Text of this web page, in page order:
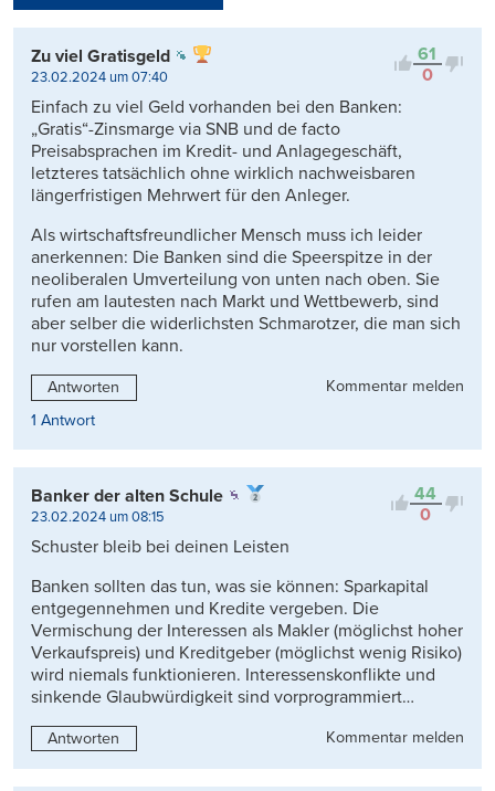
Kontrovers
61
0
Zu viel Gratisgeld
23.02.2024 um 07:40
Einfach zu viel Geld vorhanden bei den Banken:
„Gratis“-Zinsmarge via SNB und de facto
Preisabsprachen im Kredit- und Anlagegeschäft,
letzteres tatsächlich ohne wirklich nachweisbaren
längerfristigen Mehrwert für den Anleger.
Als wirtschaftsfreundlicher Mensch muss ich leider
anerkennen: Die Banken sind die Speerspitze in der
neoliberalen Umverteilung von unten nach oben. Sie
rufen am lautesten nach Markt und Wettbewerb, sind
aber selber die widerlichsten Schmarotzer, die man sich
nur vorstellen kann.
Antworten
Kommentar melden
1 Antwort
44
0
Banker der alten Schule
23.02.2024 um 08:15
Schuster bleib bei deinen Leisten
Banken sollten das tun, was sie können: Sparkapital
entgegennehmen und Kredite vergeben. Die
Vermischung der Interessen als Makler (möglichst hoher
Verkaufspreis) und Kreditgeber (möglichst wenig Risiko)
wird niemals funktionieren. Interessenskonflikte und
sinkende Glaubwürdigkeit sind vorprogrammiert…
Antworten Kommentar melden